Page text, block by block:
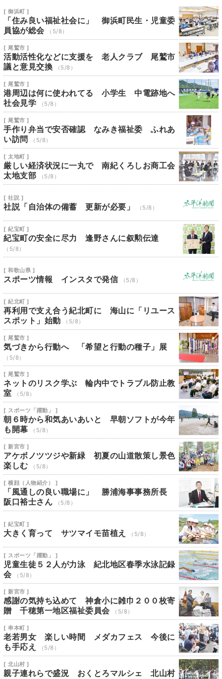
[ 御浜町 ]
「住み良い福祉社会に」 御浜町民生・児童委
員協が総会
（5/8）
[ 尾鷲市 ]
活動活性化などに支援を 老人クラブ 尾鷲市
議と意見交換
（5/8）
[ 尾鷲市 ]
港周辺は何に使われてる 小学生 中電跡地へ
社会見学
（5/8）
[ 尾鷲市 ]
手作り弁当で安否確認 なみき福祉委 ふれあ
い訪問
（5/8）
[ 太地町 ]
厳しい経済状況に一丸で 南紀くろしお商工会
太地支部
（5/8）
[ 社説 ]
社説「自治体の備蓄 更新が必要」 （5/8）
[ 紀宝町 ]
紀宝町の安全に尽力 逢野さんに叙勲伝達
（5/8）
[ 和歌山県 ]
スポーツ情報 インスタで発信 （5/8）
[ 紀北町 ]
再利用で支え合う紀北町に 海山に「リユース
スポット」始動
（5/8）
[ 尾鷲市 ]
気づきから行動へ 「希望と行動の種子」展
（5/8）
[ 尾鷲市 ]
ネットのリスク学ぶ 輪内中でトラブル防止教
室
（5/8）
[ スポーツ「躍動」 ]
朝６時から和気あいあいと 早朝ソフトが今年
も開幕
（5/8）
[ 新宮市 ]
アケボノツツジや新緑 初夏の山道散策し景色
楽しむ
（5/8）
[ 横顔（人物紹介） ]
「風通しの良い職場に」 勝浦海事事務所長
阪口裕士さん
（5/8）
[ 紀宝町 ]
大きく育って サツマイモ苗植え （5/8）
[ スポーツ「躍動」 ]
児童生徒５２人が力泳 紀北地区春季水泳記録
会
（5/8）
[ 新宮市 ]
感謝の気持ち込めて 神倉小に雑巾２００枚寄
贈 千穂第一地区福祉委員会
（5/8）
[ 串本町 ]
老若男女 楽しい時間 メダカフェス 今後に
も手応え
（5/8）
[ 北山村 ]
親子連れらで盛況 おくとろマルシェ 北山村